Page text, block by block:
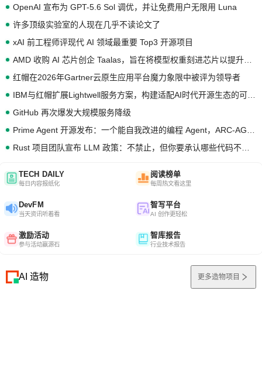
OpenAI 宣布为 GPT-5.6 Sol 调优，并让免费用户无限用 Luna
许多顶级实验室的人现在几乎不读论文了
xAI 前工程师评现代 AI 领域最重要 Top3 开源项目
红帽在2026年Gartner云原生应用平台魔力象限中被评为领导者
GitHub 再次爆发大规模服务降级
TECH DAILY
每日内容报纸化
阅读榜单
每周热文看这里
DevFM
当天资讯听着看
智写平台
AI 创作更轻松
激励活动
参与活动赢源石
智库报告
行业技术报告
AI 造物 更多造物项目